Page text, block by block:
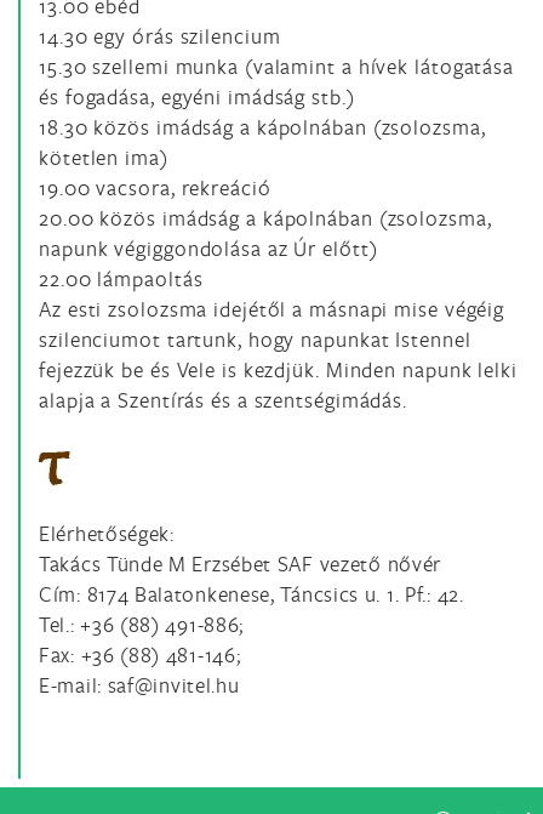
14.30 egy órás szilencium
15.30 szellemi munka (valamint a hívek látogatása
és fogadása, egyéni imádság stb.)
18.30 közös imádság a kápolnában (zsolozsma,
kötetlen ima)
19.00 vacsora, rekreáció
20.00 közös imádság a kápolnában (zsolozsma,
napunk végiggondolása az Úr előtt)
22.00 lámpaoltás
Az esti zsolozsma idejétől a másnapi mise végéig
szilenciumot tartunk, hogy napunkat Istennel
fejezzük be és Vele is kezdjük. Minden napunk lelki
alapja a Szentírás és a szentségimádás.
Elérhetőségek:
Takács Tünde M Erzsébet SAF vezető nővér
Cím: 8174 Balatonkenese, Táncsics u. 1. Pf.: 42.
Tel.: +36 (88) 491-886;
Fax: +36 (88) 481-146;
E-mail: